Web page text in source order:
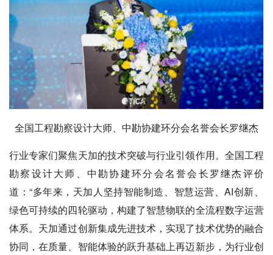
全国工程勘察设计大师、中勘协建环分会名誉会长罗继杰
行业专家们聚焦天加的技术突破与行业引领作用。全国工程
勘察设计大师、中勘协建环分会名誉会长罗继杰评价
道：“多年来，天加人坚持智能制造、智慧运营、AI创新、
绿色可持续的四轮驱动，构建了智慧物联的全流程数字运营
体系。天加通过创新集成先进技术，实现了技术优势的融合
协同，在质量、智能体验的跃升基础上再迈新步，为行业创